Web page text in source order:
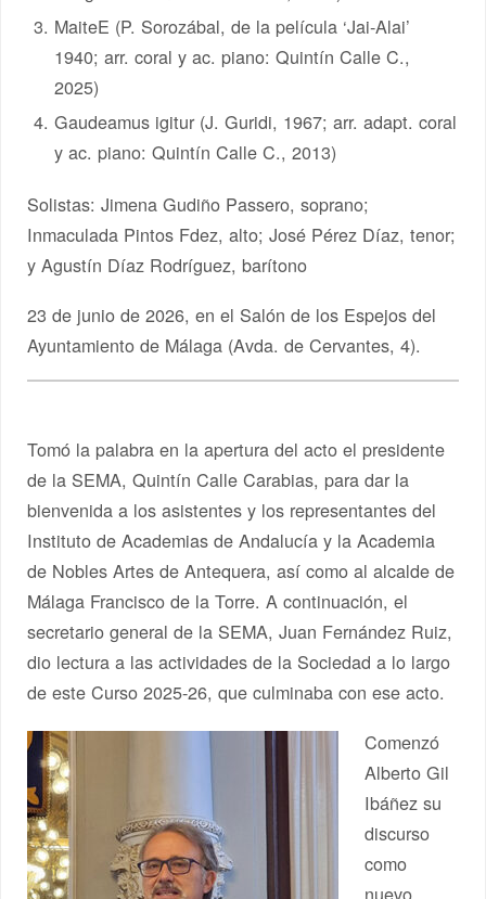
MaiteE (P. Sorozábal, de la película ‘Jai-Alai’
1940; arr. coral y ac. piano: Quintín Calle C.,
2025)
Gaudeamus igitur (J. Guridi, 1967; arr. adapt. coral
y ac. piano: Quintín Calle C., 2013)
Solistas: Jimena Gudiño Passero, soprano;
Inmaculada Pintos Fdez, alto; José Pérez Díaz, tenor;
y Agustín Díaz Rodríguez, barítono
23 de junio de 2026, en el Salón de los Espejos del
Ayuntamiento de Málaga (Avda. de Cervantes, 4).
Tomó la palabra en la apertura del acto el presidente
de la SEMA, Quintín Calle Carabias, para dar la
bienvenida a los asistentes y los representantes del
Instituto de Academias de Andalucía y la Academia
de Nobles Artes de Antequera, así como al alcalde de
Málaga Francisco de la Torre. A continuación, el
secretario general de la SEMA, Juan Fernández Ruiz,
dio lectura a las actividades de la Sociedad a lo largo
de este Curso 2025-26, que culminaba con ese acto.
Comenzó
Alberto Gil
Ibáñez su
discurso
como
nuevo